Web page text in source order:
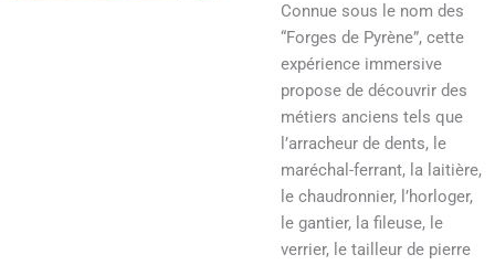
Connue sous le nom des
“Forges de Pyrène”, cette
expérience immersive
propose de découvrir des
métiers anciens tels que
l’arracheur de dents, le
maréchal-ferrant, la laitière,
le chaudronnier, l’horloger,
le gantier, la fileuse, le
verrier, le tailleur de pierre